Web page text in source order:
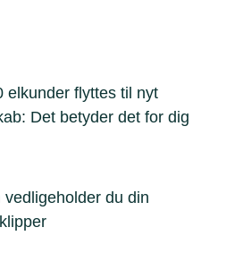
elkunder flyttes til nyt
Det betyder det for dig
vedligeholder du din